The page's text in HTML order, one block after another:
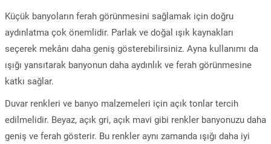
Küçük banyoların ferah görünmesini sağlamak için doğru
aydınlatma çok önemlidir. Parlak ve doğal ışık kaynakları
seçerek mekânı daha geniş gösterebilirsiniz. Ayna kullanımı da
ışığı yansıtarak banyonun daha aydınlık ve ferah görünmesine
katkı sağlar.
Duvar renkleri ve banyo malzemeleri için açık tonlar tercih
edilmelidir. Beyaz, açık gri, açık mavi gibi renkler banyonuzu daha
geniş ve ferah gösterir. Bu renkler aynı zamanda ışığı daha iyi